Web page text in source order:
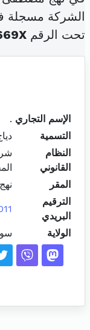
الشركة مسجلة
تحت الرقم
الإسم التجاري .
التسمية
النظام
القانوني
المقر
الترقيم
البريدي
الولاية